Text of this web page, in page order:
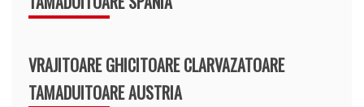
VRAJITOARE GHICITOARE CLARVAZATOARE
TAMADUITOARE AUSTRIA